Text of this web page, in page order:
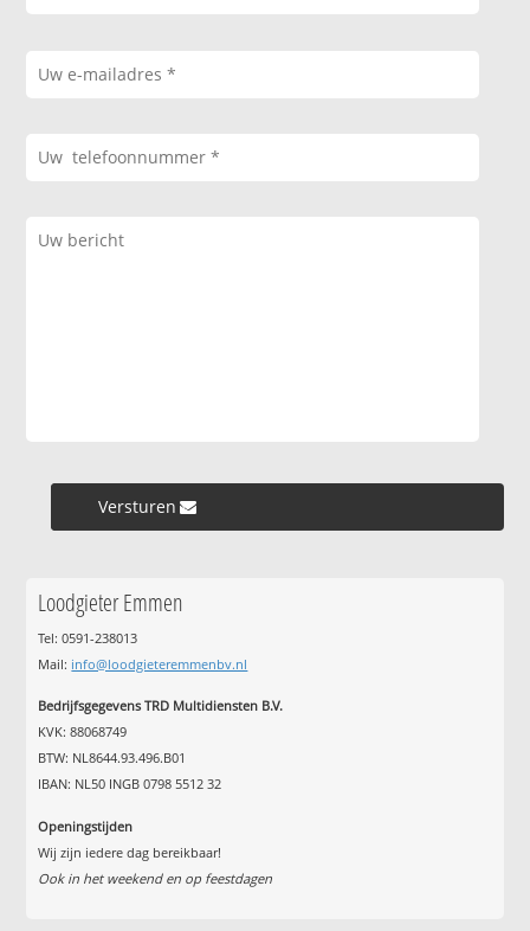
Versturen »
Loodgieter Emmen
Tel: 0591-238013
Mail: info@loodgieteremmenbv.nl
Bedrijfsgegevens TRD Multidiensten B.V.
KVK: 88068749
BTW: NL8644.93.496.B01
IBAN: NL50 INGB 0798 5512 32
Openingstijden
Wij zijn iedere dag bereikbaar!
Ook in het weekend en op feestdagen